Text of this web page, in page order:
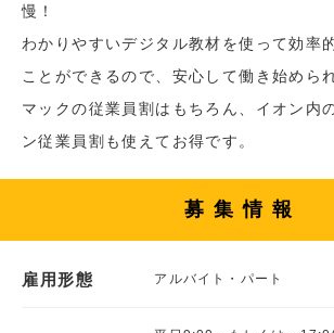
慢！
わかりやすいデジタル教材を使って効率
ことができるので、安心して働き始めら
マックの従業員割はもちろん、イオン内
ン従業員割も使えてお得です。
募集情報
雇用形態 アルバイト・パート